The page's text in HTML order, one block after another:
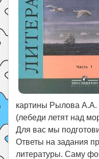
картины Рылова А.А.
(лебеди летят над
Для вас мы
Ответы на задания
литературы. Саму